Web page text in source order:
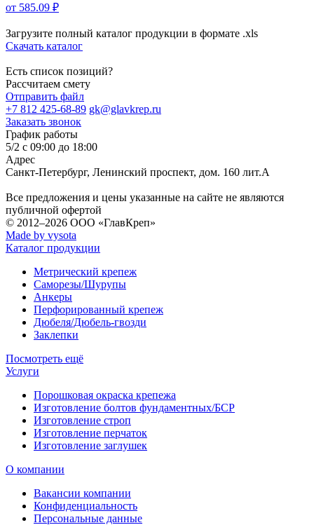
от 585.09 ₽
Загрузите полный каталог продукции в формате .xls
Скачать каталог
Есть список позиций?
Рассчитаем смету
Отправить файл
+7 812 425-68-89 gk@glavkrep.ru
Заказать звонок
График работы
5/2 с 09:00 до 18:00
Адрес
Санкт-Петербург, Ленинский проспект, дом. 160 лит.А
Все предложения и цены указанные на сайте не являются
публичной офертой
© 2012–2026 ООО «ГлавКреп»
Made by vysota
Каталог продукции
Метрический крепеж
Саморезы/Шурупы
Анкеры
Перфорированный крепеж
Дюбеля/Дюбель-гвозди
Заклепки
Посмотреть ещё
Услуги
Порошковая окраска крепежа
Изготовление болтов фундаментных/БСР
Изготовление строп
Изготовление перчаток
Изготовление заглушек
О компании
Вакансии компании
Конфиденциальность
Персональные данные